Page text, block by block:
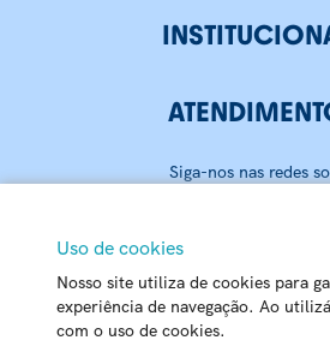
Siga-nos nas redes
BLUMENAU
CNPJ: 79.416.459/
Uso de cookies
Nosso site utiliza de cookies para
experiência de navegação. Ao
com o uso de cookies.